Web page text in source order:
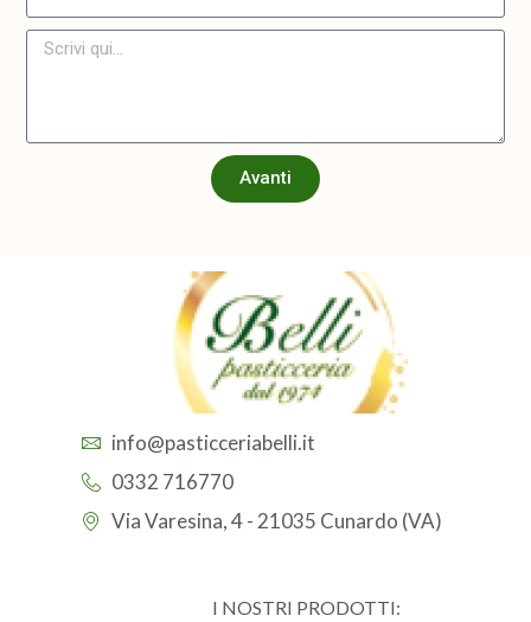
Avanti
info@pasticceriabelli.it
0332 716770
Via Varesina, 4 - 21035 Cunardo (VA)
I NOSTRI PRODOTTI: